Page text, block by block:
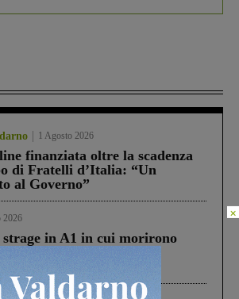
1 Agosto 2026
finanziata oltre la scadenza
di Fratelli d’Italia: “Un
al Governo”
2026
in A1 in cui morirono
ai sorpassi fra tir....
×